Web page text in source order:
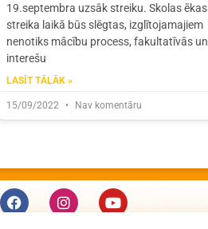
19.septembra uzsāk streiku. Skolas ēkas
streika laikā būs slēgtas, izglītojamajiem
nenotiks mācību process, fakultatīvās un
interešu
LASĪT TĀLĀK »
15/09/2022 Nav komentāru